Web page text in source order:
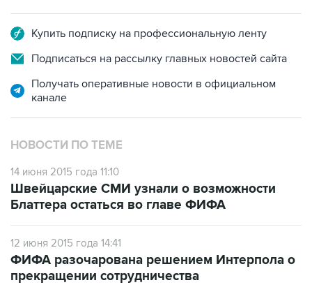
Купить подписку на профессиональную ленту
Подписаться на рассылку главных новостей сайта
Получать оперативные новости в официальном
канале
НОВОСТИ ПО ТЕМЕ
14 июня 2015 года 11:10
Швейцарские СМИ узнали о возможности
Блаттера остаться во главе ФИФА
12 июня 2015 года 14:41
ФИФА разочарована решением Интерпола о
прекращении сотрудничества